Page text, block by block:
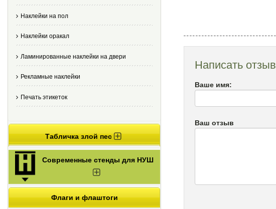
Наклейки на пол
Наклейки оракал
Ламинированные наклейки на двери
Рекламные наклейки
Печать этикеток
Табличка злой пес
Современные стенды для НУШ
Флаги и флаштоги
Написать отзыв
Ваше имя:
Ваш отзыв